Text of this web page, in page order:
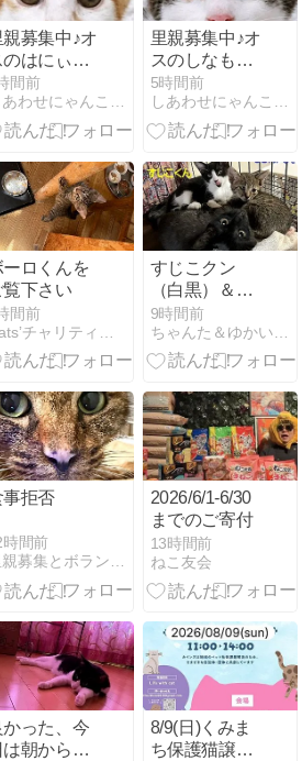
親募集中♪オ
のはにぃち
くん
間前
しあわせにゃんこのブログ
里親募集中♪オ
スのしなもん
ちゅろくん
5時間前
しあわせにゃんこのブログ
ーロくんを
覧下さい
間前
すじこクン
（白黒）＆マ
ジカくん
（黒）里親募
集中
9時間前
事拒否
時間前
2026/6/1-6/30
までのご寄付
13時間前
ねこ友会
かった、今
は朝からご
8/9(日)くみま
ち保護猫譲渡